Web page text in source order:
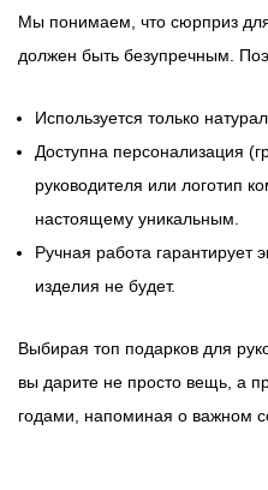
Мы понимаем, что сюрприз
должен быть безупречным.
Используется только
Доступна персонализация
руководителя или логотип
настоящему уникальным.
Ручная работа гарантирует
изделия не будет.
Выбирая топ подарков для
вы дарите не просто вещь, а
годами, напоминая о важном